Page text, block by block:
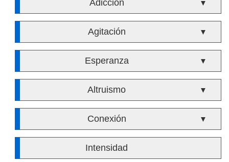
Adicción ▼
Agitación ▼
Esperanza ▼
Altruismo ▼
Conexión ▼
Intensidad